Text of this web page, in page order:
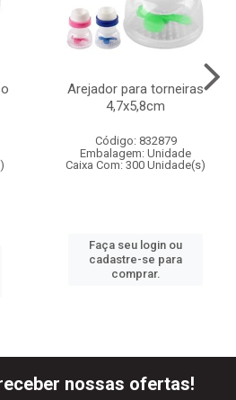
Arejador para torneiras
4,7x5,8cm
Código: 832879
Embalagem: Unidade
Caixa Com: 300 Unidade(s)
Faça seu login ou
cadastre-se para
comprar.
nossas ofertas!